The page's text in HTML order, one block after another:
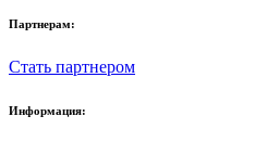
Партнерам:
Стать партнером
Информация: